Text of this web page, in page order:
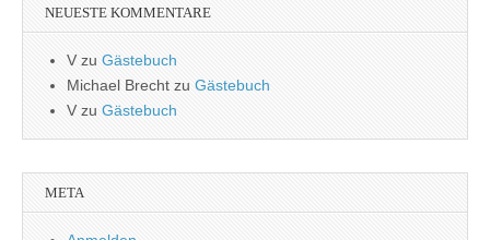
NEUESTE KOMMENTARE
V zu Gästebuch
Michael Brecht zu Gästebuch
Vzu Gästebuch
META